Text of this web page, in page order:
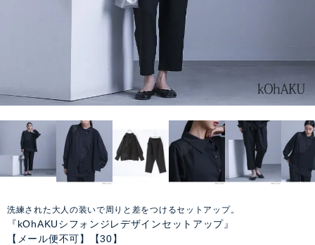
洗練された大人の装いで周りと差をつけるセットアップ。
『kOhAKUシフォンジレデザインセットアップ』
【メール便不可】【30】